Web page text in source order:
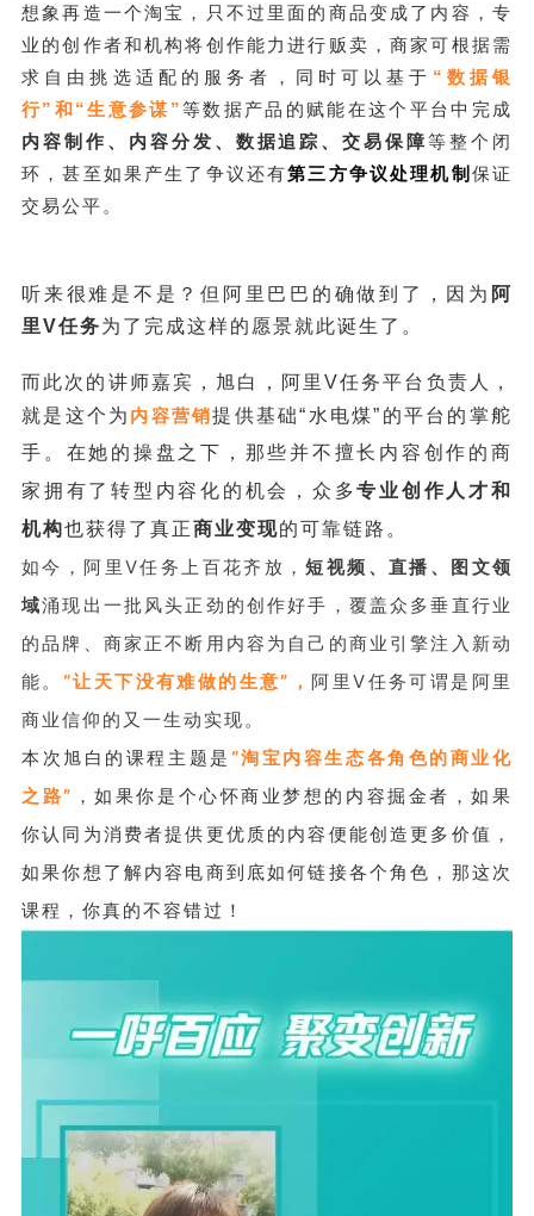
想象再造一个淘宝，只不过里面的商品变成了内容，专
业的创作者和机构将创作能力进行贩卖，商家可根据需
求自由挑选适配的服务者，同时可以基于 “数据银
行”和“生意参谋”等数据产品的赋能在这个平台中完成
内容制作、内容分发、数据追踪、交易保障等整个闭
环，甚至如果产生了争议还有第三方争议处理机制 保证
交易公平。
听来很难是不是？但阿里巴巴的确做到了，因为 阿
里V任务为了完成这样的愿景就此诞生了。
而此次的讲师嘉宾，旭白，阿里V任务平台负责人，
就是这个为 内容营销提供基础“水电煤”的平台的掌舵
手。 在她的操盘之下，那些并不擅长内容创作的商
家拥有了转型内容化的机会，众多专业创作人才和
机构也获得了真正商业变现的可靠链路。
如今，阿里V任务上百花齐放，短视频、直播、图文领
域涌现出一批风头正劲的创作好手，覆盖众多垂直行业
的品牌、商家正不断用内容为自己的商业引擎注入新动
能。 “让天下没有难做的生意”，阿里V任务可谓是阿里
商业信仰的又一生动实现。
本次旭白的课程主题是 “淘宝内容生态各角色的商业化
之路” ，如果你是个心怀商业梦想的内容掘金者，如果
你认同为消费者提供更优质的内容便能创造更多价值，
如果你想了解内容电商到底如何链接各个角色，那这次
课程，你真的不容错过！